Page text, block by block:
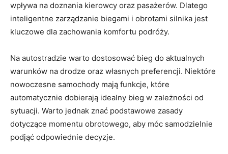
wpływa na doznania kierowcy oraz pasażerów. Dlatego
inteligentne zarządzanie biegami i obrotami silnika jest
kluczowe dla zachowania komfortu podróży.
Na autostradzie warto dostosować bieg do aktualnych
warunków na drodze oraz własnych preferencji. Niektóre
nowoczesne samochody mają funkcje, które
automatycznie dobierają idealny bieg w zależności od
sytuacji. Warto jednak znać podstawowe zasady
dotyczące momentu obrotowego, aby móc samodzielnie
podjąć odpowiednie decyzje.